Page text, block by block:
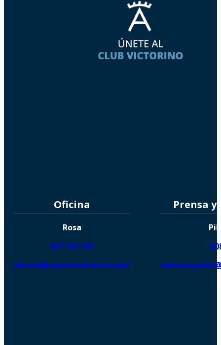
Oficina
Rosa
927 193 102
oficina@victorinomartin.com
Prensa